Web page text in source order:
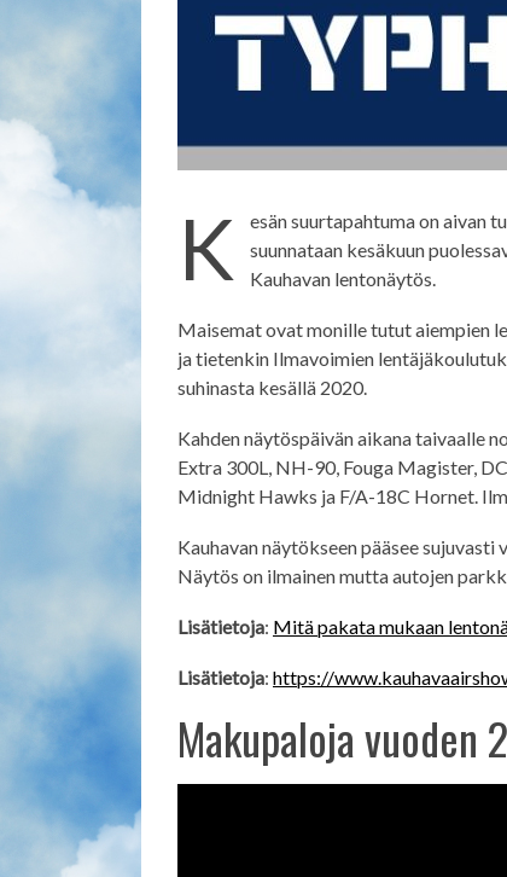
K
esän suurtapahtuma on aivan
suunnataan kesäkuun
Kauhavan lentonäytös.
Maisemat ovat monille tutut aiempien
ja tietenkin Ilmavoimien
suhinasta kesällä 2020.
Kahden näytöspäivän aikana taivaalle
Extra 300L, NH-90, Fouga Magister,
Midnight Hawks ja F/A-18C Hornet.
Kauhavan näytökseen pääsee
Näytös on ilmainen mutta autojen
Lisätietoja: Mitä pakata mukaan
Lisätietoja: https://
Makupaloja vuoden